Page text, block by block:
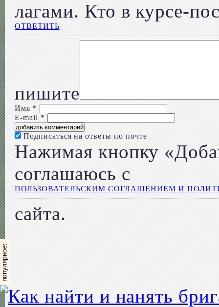
лагами. Кто в курсе-
ОТВЕТИТЬ
пишите
Имя *
E-mail *
Подписаться на ответы по почте
Нажимая кнопку
соглашаюсь с
ПОЛЬЗОВАТЕЛЬСКИМ СОГЛАШЕНИЕМ И
сайта.